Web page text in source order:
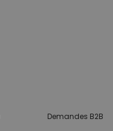
Demandes B2B